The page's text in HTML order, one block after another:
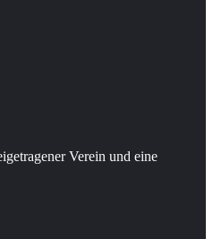
Verein und eine